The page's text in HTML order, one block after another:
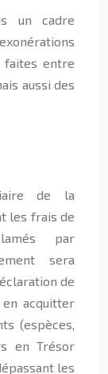
un cadre
entre
aussi des
de la
les frais de
par
sera
de
acquitter
(espèces,
en Trésor
les